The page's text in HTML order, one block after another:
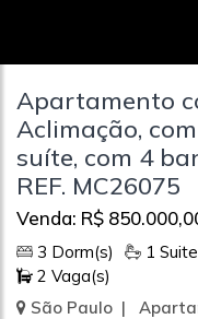
Apartamento
Aclimação,
suíte, com 4
REF. MC26075
Venda: R$
3 Dorm(s) 1
2 Vaga(s)
São Paulo |